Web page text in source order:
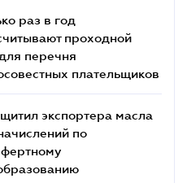
раз в год
проходной
перечня
плательщиков
экспортера масла
по